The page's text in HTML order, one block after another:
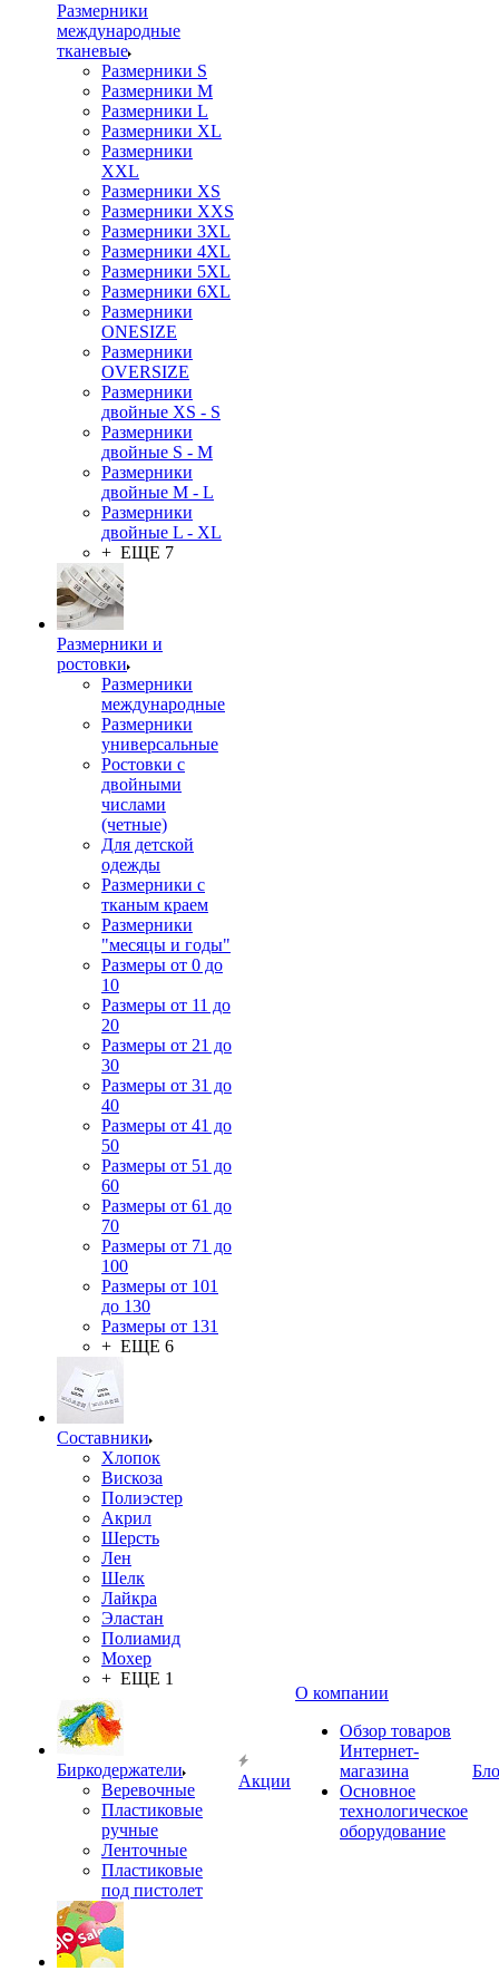
Размерники
международные
тканевые
Размерники S
Размерники M
Размерники L
Размерники XL
Размерники
XXL
Размерники XS
Размерники XXS
Размерники 3XL
Размерники 4XL
Размерники 5XL
Размерники 6XL
Размерники
ONESIZE
Размерники
OVERSIZE
Размерники
двойные XS - S
Размерники
двойные S - M
Размерники
двойные M - L
Размерники
двойные L - XL
+ ЕЩЕ 7
Размерники и
ростовки
Размерники
международные
Размерники
универсальные
Ростовки с
двойными
числами
(четные)
Для детской
одежды
Размерники с
тканым краем
Размерники
"месяцы и годы"
Размеры от 0 до
10
Размеры от 11 до
20
Размеры от 21 до
30
Размеры от 31 до
40
Размеры от 41 до
50
Размеры от 51 до
60
Размеры от 61 до
70
Размеры от 71 до
100
Размеры от 101
до 130
Размеры от 131
+ ЕЩЕ 6
Составники
Хлопок
Вискоза
Полиэстер
Акрил
Шерсть
Лен
Шелк
Лайкра
Эластан
Полиамид
Мохер
+ ЕЩЕ 1
Биркодержатели
Веревочные
Пластиковые
ручные
Ленточные
Пластиковые
под пистолет
Акции
О компании
Обзор товаров
Интернет-
магазина
Основное
технологическое
оборудование